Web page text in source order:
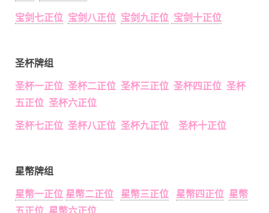
宝剑七正位 宝剑八正位 宝剑九正位 宝剑十正位
圣杯牌组
圣杯一正位 圣杯二正位 圣杯三正位 圣杯四正位 圣杯
五正位 圣杯六正位
圣杯七正位 圣杯八正位 圣杯九正位 圣杯十正位
星幣牌组
星幣一正位 星幣二正位 星幣三正位 星幣四正位 星幣